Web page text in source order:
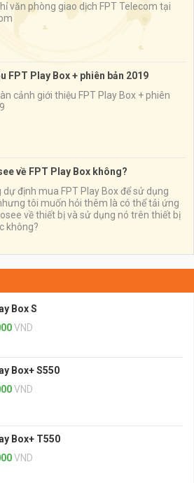
văn phòng giao dịch FPT Telecom tại
FPT Play Box + phiên bản 2019
cảnh giới thiệu FPT Play Box + phiên
về FPT Play Box không?
dự định mua FPT Play Box để sử dụng
tôi muốn hỏi thêm là có thể tải ứng
về thiết bị và sử dụng nó trên thiết bị
không?
Box S
VND
Box+ S550
VND
Box+ T550
VND